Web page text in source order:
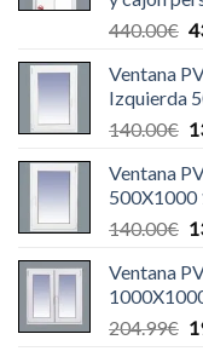
440.00€ El
Ventana
Izquierda
140.00€ El
Ventana
500X1000
140.00€ El
Ventana
204.99€ El